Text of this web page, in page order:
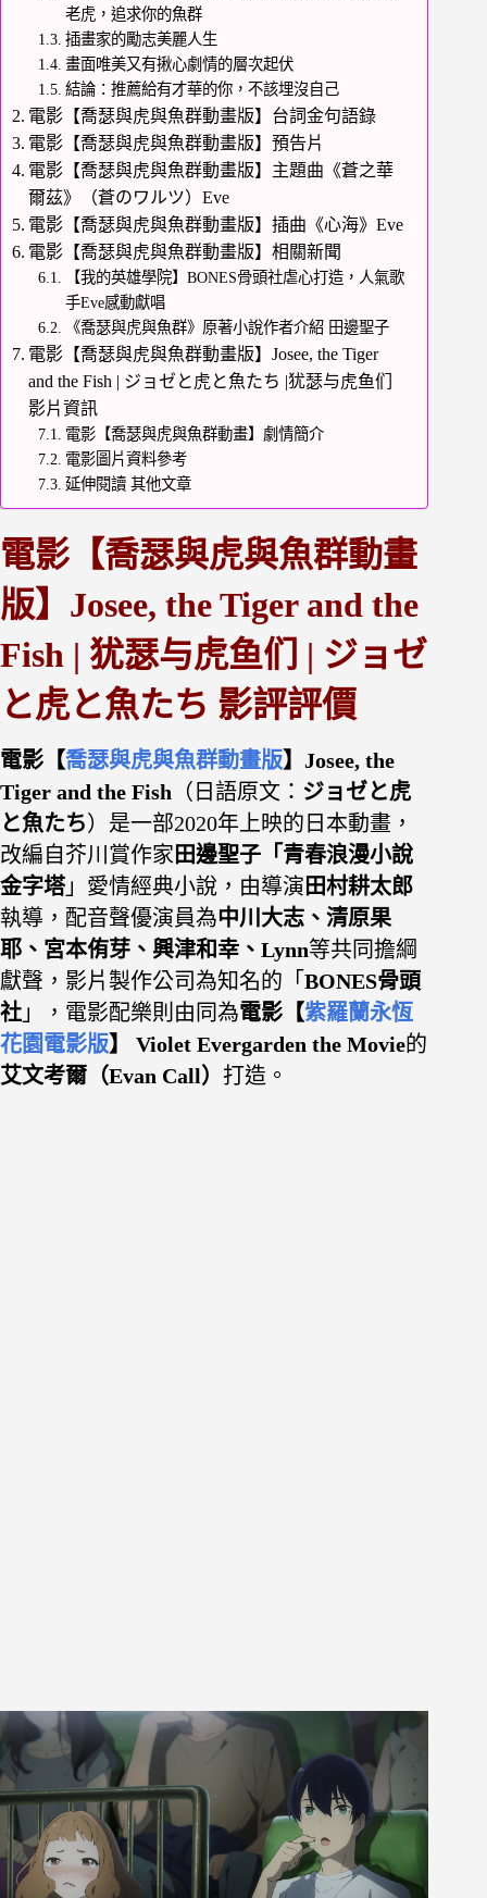
老虎，追求你的魚群
插畫家的勵志美麗人生
畫面唯美又有揪心劇情的層次起伏
結論：推薦給有才華的你，不該埋沒自己
電影【喬瑟與虎與魚群動畫版】台詞金句語錄
電影【喬瑟與虎與魚群動畫版】預告片
電影【喬瑟與虎與魚群動畫版】主題曲《蒼之華
爾茲》（蒼のワルツ）Eve
電影【喬瑟與虎與魚群動畫版】插曲《心海》Eve
電影【喬瑟與虎與魚群動畫版】相關新聞
【我的英雄學院】BONES骨頭社虐心打造，人氣歌
手Eve感動獻唱
《喬瑟與虎與魚群》原著小說作者介紹 田邊聖子
電影【喬瑟與虎與魚群動畫版】Josee, the Tiger
and the Fish | ジョゼと虎と魚たち |犹瑟与虎鱼们
影片資訊
電影【喬瑟與虎與魚群動畫】劇情簡介
電影圖片資料參考
延伸閱讀 其他文章
電影【喬瑟與虎與魚群動畫
版】Josee, the Tiger and the
Fish | 犹瑟与虎鱼们 | ジョゼ
と虎と魚たち 影評評價
電影【喬瑟與虎與魚群動畫版】Josee, the
Tiger and the Fish （日語原文： ジョゼと虎
と魚たち）是一部2020年上映的日本動畫，
改編自芥川賞作家 田邊聖子「青春浪漫小說
金字塔」愛情經典小說，由導演 田村耕太郎
執導，配音聲優演員為中川大志、清原果
耶、宮本侑芽、興津和幸、Lynn等共同擔綱
獻聲，影片製作公司為知名的「 BONES骨頭
社 」，電影配樂則由同為電影【紫羅蘭永恆
花園電影版】 Violet Evergarden the Movie的
艾文考爾（Evan Call） 打造。